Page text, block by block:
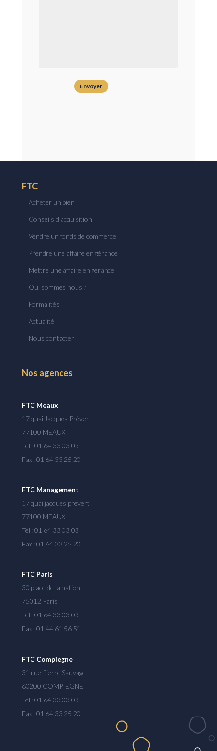
FTC
Acheter un bien
Conseils d’acquisition
Vendre un fonds de commerce
Prendre une affaire en gérance
Mettre une affaire en gérance
Qui sommes nous ?
Formalités
Actualité
Nous contacter
Nos agences
FTC Meaux
17 quai Jacques Prévert
77100 MEAUX
Tel : 01 64 33 03 03
Fax : 01 64 33 25 20
FTC Management
17 quai jacques prevert
77100 MEAUX
Tel : 01 64 33 03 03
Fax : 01 64 33 25 20
FTC Paris
30 place de la nation
75012 Paris
Tel : 01 64 33 03 03
Fax : 01 44 61 56 51
FTC Compiegne
31 rue Pierre Sauvage
60200 COMPIEGNE
Tel : 01 64 33 03 03
Fax : 01 64 33 25 20